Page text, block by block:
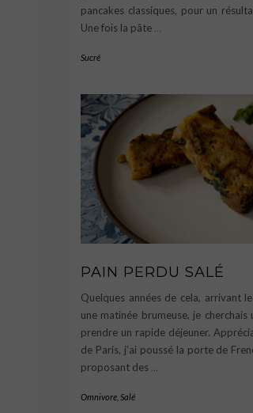
pancakes classiques, pour un
Une fois la pâte
Sucré
PAIN PERDU SALÉ
Quelques années de cela, arrivant
une matinée brumeuse, je
prendre un rapide déjeuner.
de Paris, j’ai poussé la porte de
proposant des …
Omnivore Salé